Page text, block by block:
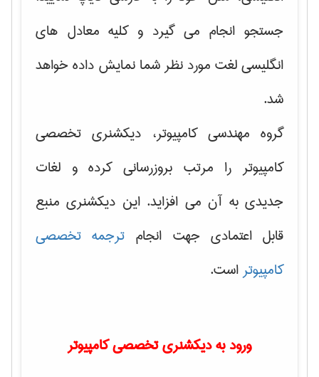
جستجو انجام می گیرد و کلیه معادل های
انگلیسی لغت مورد نظر شما نمایش داده خواهد
شد.
گروه مهندسی کامپیوتر، دیکشنری تخصصی
کامپیوتر را مرتب بروزرسانی کرده و لغات
جدیدی به آن می افزاید. این دیکشنری منبع
قابل اعتمادی جهت انجام ترجمه تخصصی
کامپیوتراست.
ورود به دیکشنری تخصصی کامپیوتر